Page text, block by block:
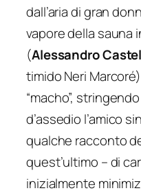
dall’aria di gran
vapore della sauna
(Alessandro
timido Neri
“macho”,
d’assedio l’amico
qualche racconto
quest’ultimo – di
inizialmente